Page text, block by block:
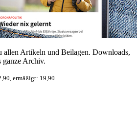
allen Artikeln und Beilagen. Downloads,
ganze Archiv.
ermäßigt: 19,90